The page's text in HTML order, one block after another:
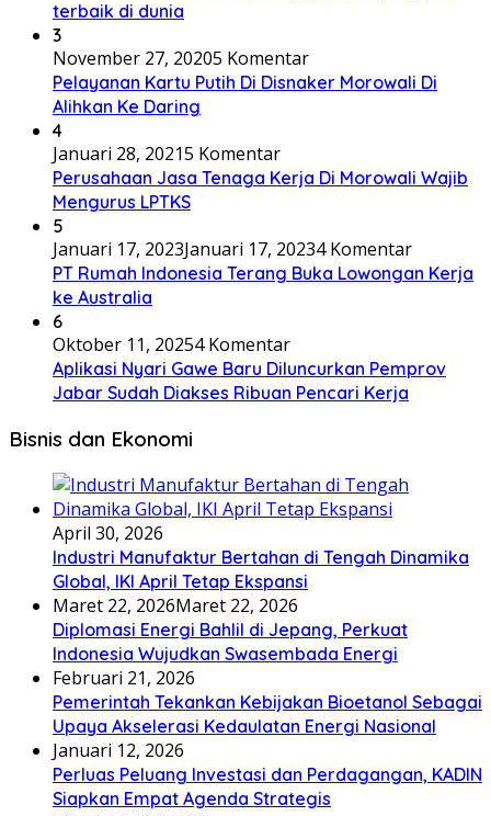
terbaik di dunia
3
November 27, 20205 Komentar
Pelayanan Kartu Putih Di Disnaker Morowali Di
Alihkan Ke Daring
4
Januari 28, 20215 Komentar
Perusahaan Jasa Tenaga Kerja Di Morowali Wajib
Mengurus LPTKS
5
Januari 17, 2023Januari 17, 20234 Komentar
PT Rumah Indonesia Terang Buka Lowongan Kerja
ke Australia
6
Oktober 11, 20254 Komentar
Aplikasi Nyari Gawe Baru Diluncurkan Pemprov
Jabar Sudah Diakses Ribuan Pencari Kerja
Bisnis dan Ekonomi
April 30, 2026
Industri Manufaktur Bertahan di Tengah Dinamika
Global, IKI April Tetap Ekspansi
Maret 22, 2026Maret 22, 2026
Diplomasi Energi Bahlil di Jepang, Perkuat
Indonesia Wujudkan Swasembada Energi
Februari 21, 2026
Pemerintah Tekankan Kebijakan Bioetanol Sebagai
Upaya Akselerasi Kedaulatan Energi Nasional
Januari 12, 2026
Perluas Peluang Investasi dan Perdagangan, KADIN
Siapkan Empat Agenda Strategis